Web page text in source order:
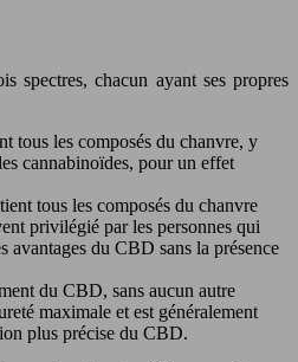
spectres, chacun ayant ses propres
tous les composés du chanvre, y
cannabinoïdes, pour un effet
tous les composés du chanvre
privilégié par les personnes qui
avantages du CBD sans la présence
du CBD, sans aucun autre
maximale et est généralement
plus précise du CBD.